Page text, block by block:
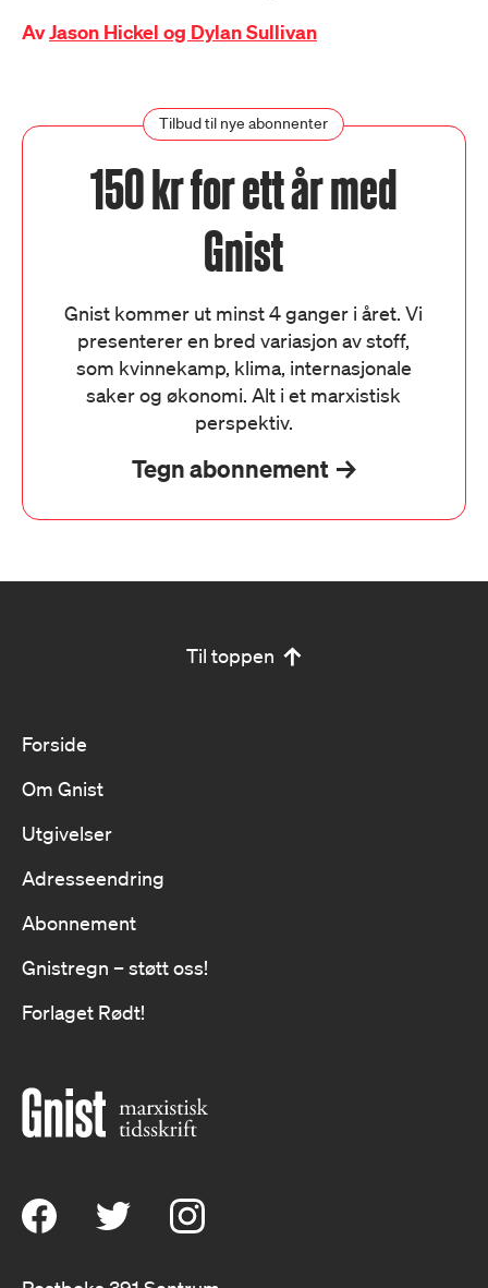
AvJason Hickel og Dylan Sullivan
Tilbud til nye abonnenter
150 kr for ett år med
Gnist
Gnist kommer ut minst 4 ganger i året. Vi
presenterer en bred variasjon av stoff,
som kvinnekamp, klima, internasjonale
saker og økonomi. Alt i et marxistisk
perspektiv.
Tegn abonnement
Til toppen
Forside
Om Gnist
Utgivelser
Adresseendring
Abonnement
Gnistregn – støtt oss!
Forlaget Rødt!